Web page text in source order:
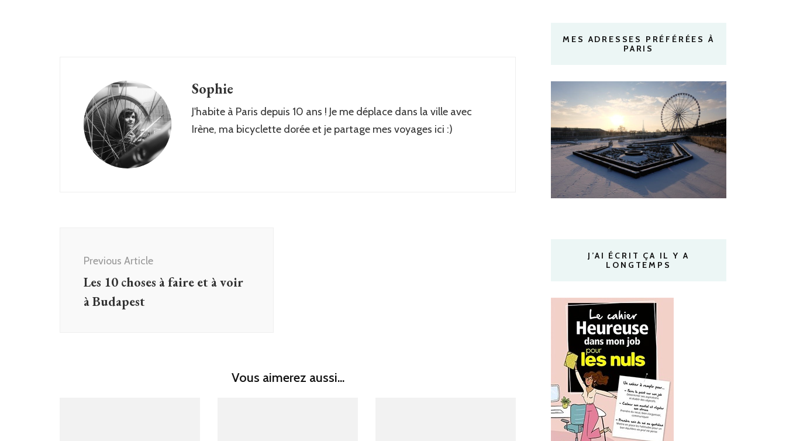
Sophie
J'habite à Paris depuis 10 ans ! Je me déplace dans la ville avec
Irène, ma bicyclette dorée et je partage mes voyages ici :)
Navigation
Previous Article
Les 10 choses à faire et à voir
à Budapest
Vous aimerez aussi...
MES ADRESSES PRÉFÉRÉES À
PARIS
J’AI ÉCRIT ÇA IL Y A
LONGTEMPS